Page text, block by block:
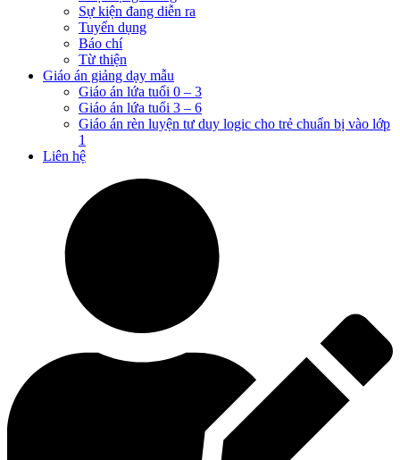
Sự kiện đang diễn ra
Tuyển dụng
Báo chí
Từ thiện
Giáo án giảng dạy mẫu
Giáo án lứa tuổi 0 – 3
Giáo án lứa tuổi 3 – 6
Giáo án rèn luyện tư duy logic cho trẻ chuẩn bị vào lớp
1
Liên hệ